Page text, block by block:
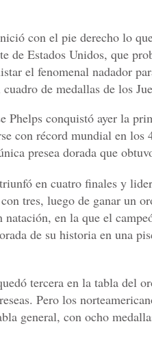
con el pie derecho lo
de Estados Unidos, que
el fenomenal nadador
de medallas de los
Phelps conquistó ayer la
con récord mundial en los
presea dorada que
en cuatro finales y
con tres, luego de ganar un
natación, en la que el
de su historia en una
tercera en la tabla del
Pero los
general, con ocho